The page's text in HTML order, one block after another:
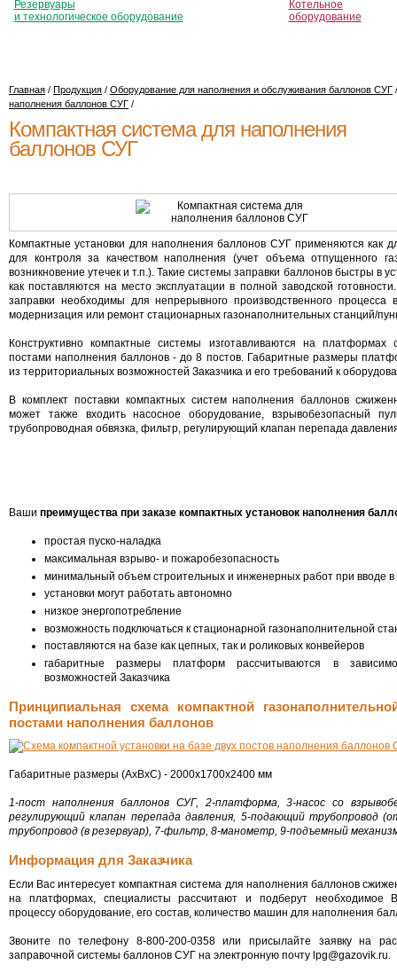
Резервуары
и технологическое оборудование
Котельное
оборудование
Главная / Продукция / Оборудование для наполнения и обслуживания баллонов СУГ
наполнения баллонов СУГ /
Компактная система для наполнения
баллонов СУГ
Компактные установки для наполнения баллонов СУГ применяются как
для контроля за качеством наполнения (учет объема отпущенного
возникновение утечек и т.п.). Такие системы заправки баллонов быстры в
как поставляются на место эксплуатации в полной заводской
заправки необходимы для непрерывного производственного процесса
модернизация или ремонт стационарных газонаполнительных станций/
Конструктивно компактные системы изготавливаются на
постами наполнения баллонов - до 8 постов. Габаритные размеры
из территориальных возможностей Заказчика и его требований к
В комплект поставки компактных систем наполнения баллонов
может также входить насосное оборудование, взрывобезопасный
трубопроводная обвязка, фильтр, регулирующий клапан перепада
Ваши преимущества при заказе компактных установок наполнения
простая пуско-наладка
максимальная взрыво- и пожаробезопасность
минимальный объем строительных и инженерных работ при вводе в
установки могут работать автономно
низкое энергопотребление
возможность подключаться к стационарной газонаполнительной
поставляются на базе как цепных, так и роликовых конвейеров
габаритные размеры платформ рассчитываются в
возможностей Заказчика
Принципиальная схема компактной
постами наполнения баллонов
Габаритные размеры (АхВхС) - 2000х1700х2400 мм
1-пост наполнения баллонов СУГ, 2-платформа, 3-насос со
регулирующий клапан перепада давления, 5-подающий трубопровод
трубопровод (в резервуар), 7-фильтр, 8-манометр, 9-подъемный
Информация для Заказчика
Если Вас интересует компактная система для наполнения баллонов
на платформах, специалисты рассчитают и подберут необходимое
процессу оборудование, его состав, количество машин для наполнения
Звоните по телефону 8-800-200-0358 или присылайте заявку на
заправочной системы баллонов СУГ на электронную почту lpg@gazovik.ru.